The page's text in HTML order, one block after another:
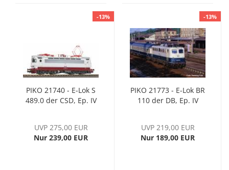
-13%
PIKO 21740 - E-Lok S
489.0 der CSD, Ep. IV
UVP 275,00 EUR
Nur 239,00 EUR
-13%
PIKO 21773 - E-Lok BR
110 der DB, Ep. IV
UVP 219,00 EUR
Nur 189,00 EUR